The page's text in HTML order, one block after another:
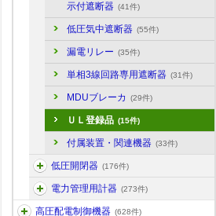
示付遮断器 (41件)
低圧気中遮断器 (55件)
漏電リレー (35件)
単相3線回路専用遮断器 (31件)
MDUブレーカ (29件)
ＵＬ登録品 (15件)
付属装置・関連機器 (33件)
低圧開閉器 (176件)
電力管理用計器 (273件)
高圧配電制御機器 (628件)